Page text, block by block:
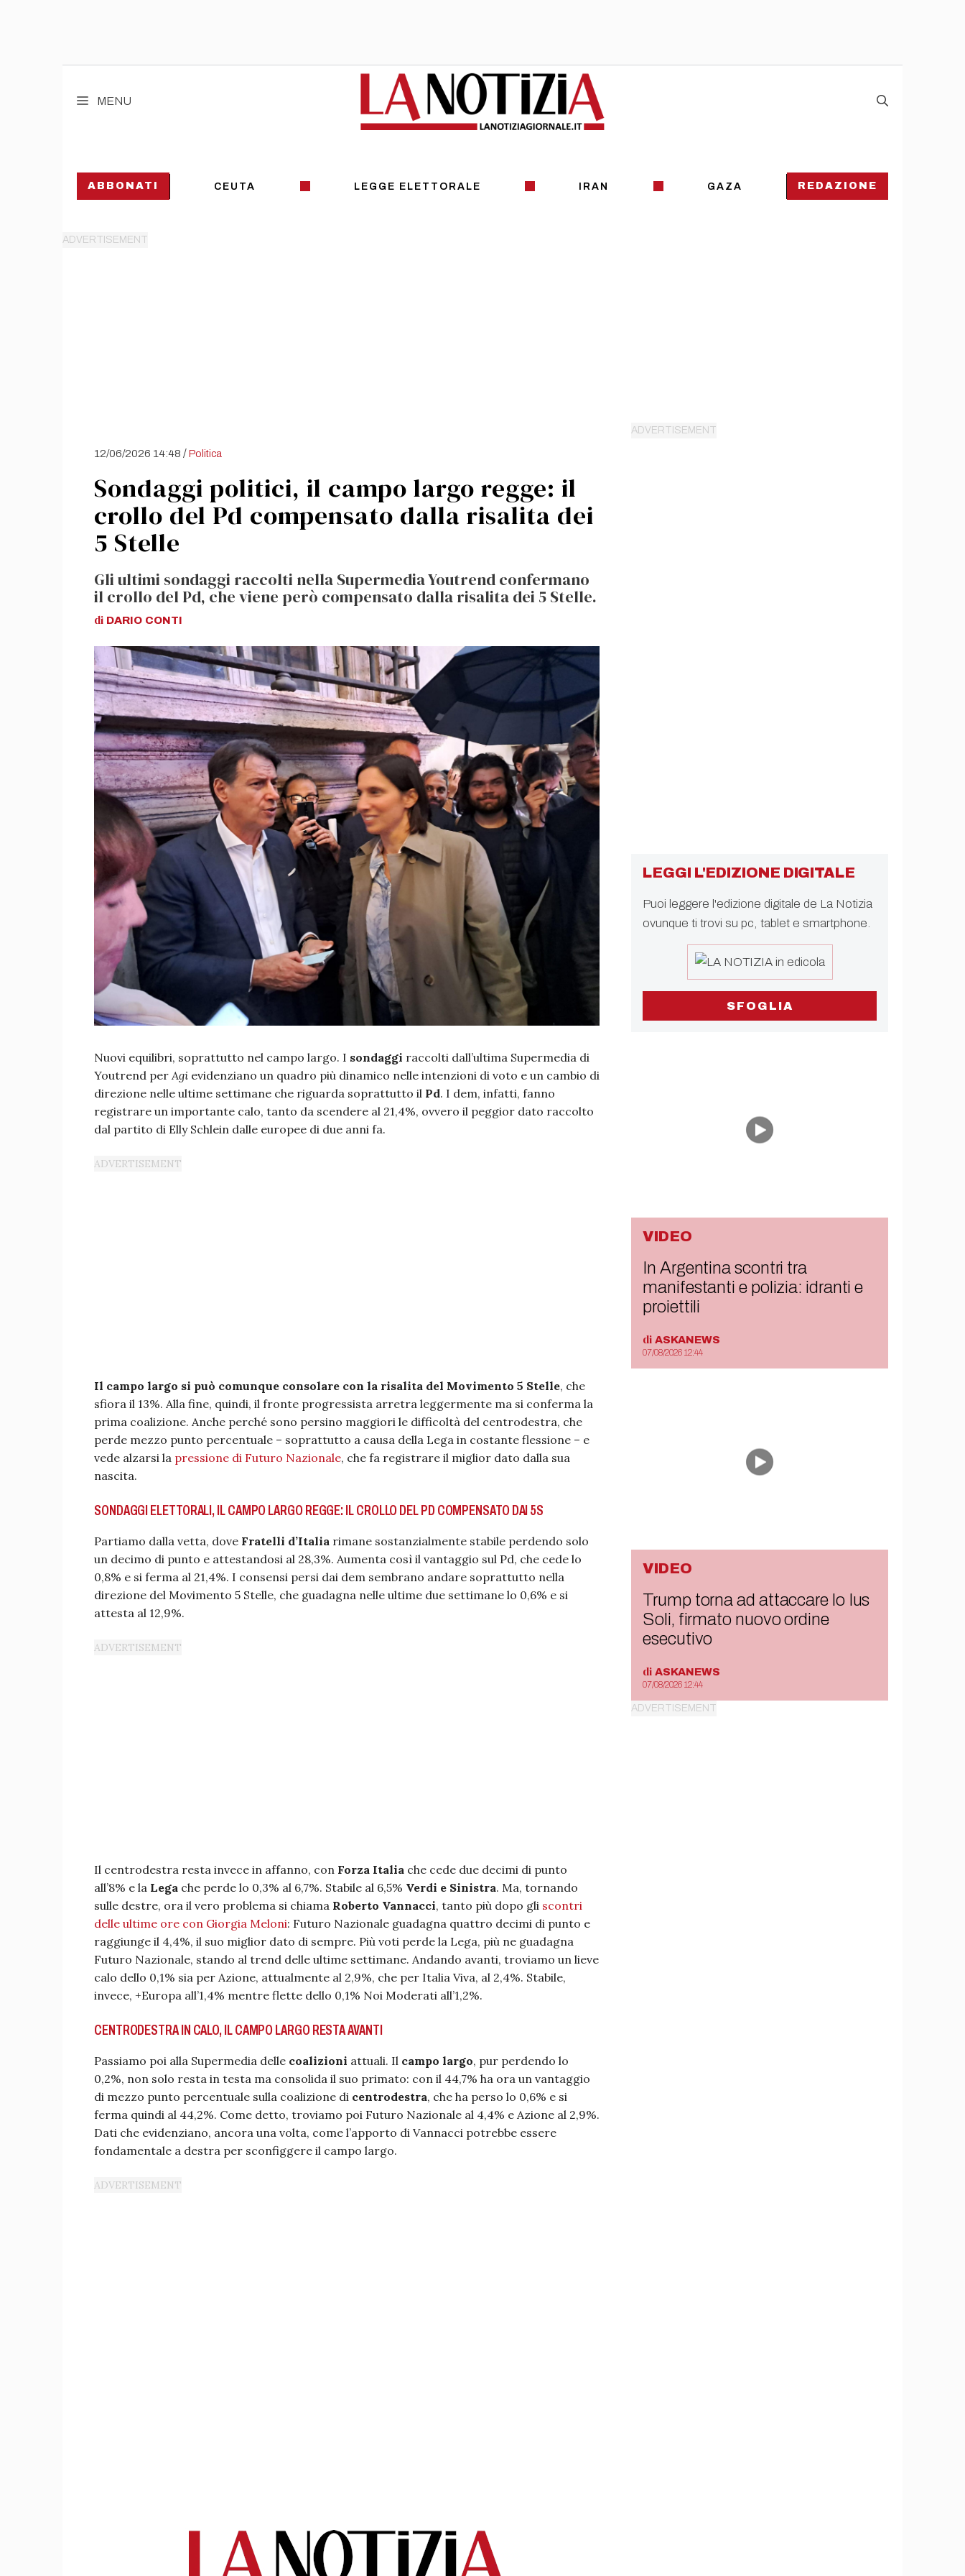
MENU
ABBONATI CEUTA LEGGE ELETTORALE IRAN GAZA REDAZIONE
12/06/2026 14:48 /Politica
Sondaggi politici, il campo largo regge: il
crollo del Pd compensato dalla risalita dei
5 Stelle
Gli ultimi sondaggi raccolti nella Supermedia Youtrend confermano
il crollo del Pd, che viene però compensato dalla risalita dei 5 Stelle.
di DARIO CONTI
Nuovi equilibri, soprattutto nel campo largo. I sondaggi raccolti dall’ultima Supermedia di
Youtrend perAgi evidenziano un quadro più dinamico nelle intenzioni di voto e un cambio di
direzione nelle ultime settimane che riguarda soprattutto il Pd. I dem, infatti, fanno
registrare un importante calo, tanto da scendere al 21,4%, ovvero il peggior dato raccolto
dal partito di Elly Schlein dalle europee di due anni fa.
Il campo largo si può comunque consolare con la risalita del Movimento 5 Stelle, che
sfiora il 13%. Alla fine, quindi, il fronte progressista arretra leggermente ma si conferma la
prima coalizione. Anche perché sono persino maggiori le difficoltà del centrodestra, che
perde mezzo punto percentuale – soprattutto a causa della Lega in costante flessione – e
vede alzarsi la pressione di Futuro Nazionale, che fa registrare il miglior dato dalla sua
nascita.
SONDAGGI ELETTORALI, IL CAMPO LARGO REGGE: IL CROLLO DEL PD COMPENSATO DAI 5S
Partiamo dalla vetta, dove Fratelli d’Italia rimane sostanzialmente stabile perdendo solo
un decimo di punto e attestandosi al 28,3%. Aumenta così il vantaggio sul Pd, che cede lo
0,8% e si ferma al 21,4%. I consensi persi dai dem sembrano andare soprattutto nella
direzione del Movimento 5 Stelle, che guadagna nelle ultime due settimane lo 0,6% e si
attesta al 12,9%.
Il centrodestra resta invece in affanno, con Forza Italia che cede due decimi di punto
all’8% e la Lega che perde lo 0,3% al 6,7%. Stabile al 6,5% Verdi e Sinistra. Ma, tornando
sulle destre, ora il vero problema si chiama Roberto Vannacci, tanto più dopo gli scontri
delle ultime ore con Giorgia Meloni: Futuro Nazionale guadagna quattro decimi di punto e
raggiunge il 4,4%, il suo miglior dato di sempre. Più voti perde la Lega, più ne guadagna
Futuro Nazionale, stando al trend delle ultime settimane. Andando avanti, troviamo un lieve
calo dello 0,1% sia per Azione, attualmente al 2,9%, che per Italia Viva, al 2,4%. Stabile,
invece, +Europa all’1,4% mentre flette dello 0,1% Noi Moderati all’1,2%.
CENTRODESTRA IN CALO, IL CAMPO LARGO RESTA AVANTI
Passiamo poi alla Supermedia delle coalizioni attuali. Il campo largo, pur perdendo lo
0,2%, non solo resta in testa ma consolida il suo primato: con il 44,7% ha ora un vantaggio
di mezzo punto percentuale sulla coalizione di centrodestra, che ha perso lo 0,6% e si
ferma quindi al 44,2%. Come detto, troviamo poi Futuro Nazionale al 4,4% e Azione al 2,9%.
Dati che evidenziano, ancora una volta, come l’apporto di Vannacci potrebbe essere
fondamentale a destra per sconfiggere il campo largo.
LEGGI L'EDIZIONE DIGITALE
Puoi leggere l'edizione digitale de La Notizia
ovunque ti trovi su pc, tablet e smartphone.
SFOGLIA
VIDEO
In Argentina scontri tra
manifestanti e polizia: idranti e
proiettili
di ASKANEWS
07/08/2026 12:44
VIDEO
Trump torna ad attaccare lo Ius
Soli, firmato nuovo ordine
esecutivo
di ASKANEWS
07/08/2026 12:44